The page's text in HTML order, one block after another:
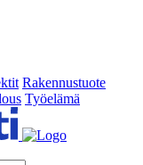
Rakennustuote
Työelämä